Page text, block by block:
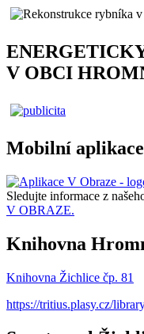
V OBCI
Mobilní aplikace
Sledujte informace z
V OBRAZE.
Knihovna
Knihovna Žichlice čp. 81
https://tritius.plasy.cz/